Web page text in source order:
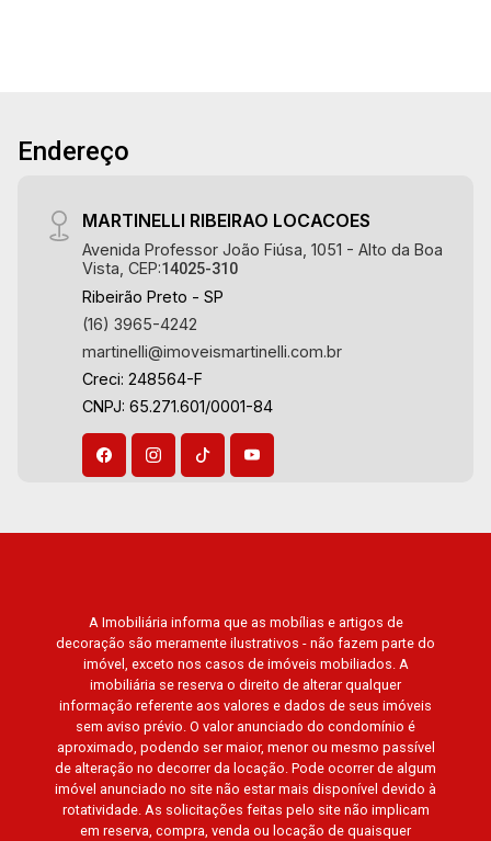
21
22
Endereço
MARTINELLI RIBEIRAO LOCACOES
Avenida Professor João Fiúsa, 1051 - Alto da Boa
Vista, CEP:14025-310
Ribeirão Preto - SP
(16) 3965-4242
martinelli@imoveismartinelli.com.br
Creci: 248564-F
CNPJ: 65.271.601/0001-84
A Imobiliária informa que as mobílias e artigos de
decoração são meramente ilustrativos - não fazem parte do
imóvel, exceto nos casos de imóveis mobiliados. A
imobiliária se reserva o direito de alterar qualquer
informação referente aos valores e dados de seus imóveis
sem aviso prévio. O valor anunciado do condomínio é
aproximado, podendo ser maior, menor ou mesmo passível
de alteração no decorrer da locação. Pode ocorrer de algum
imóvel anunciado no site não estar mais disponível devido à
rotatividade. As solicitações feitas pelo site não implicam
em reserva, compra, venda ou locação de quaisquer